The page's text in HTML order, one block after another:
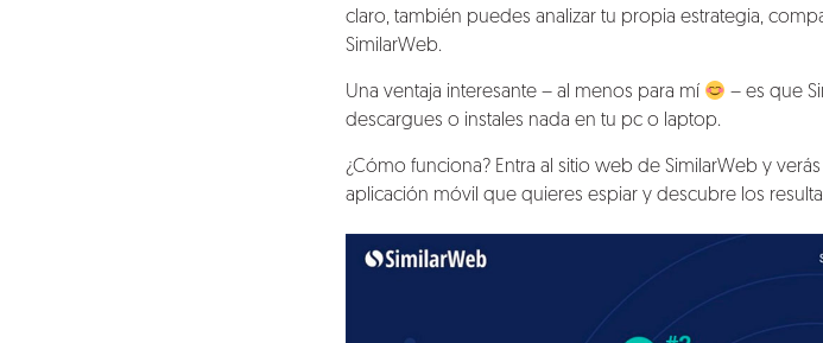
claro, también puedes analizar tu propia estrategia,
SimilarWeb.
Una ventaja interesante – al menos para mí
– es que
descargues o instales nada en tu pc o laptop.
¿Cómo funciona? Entra al sitio web de SimilarWeb y
aplicación móvil que quieres espiar y descubre los